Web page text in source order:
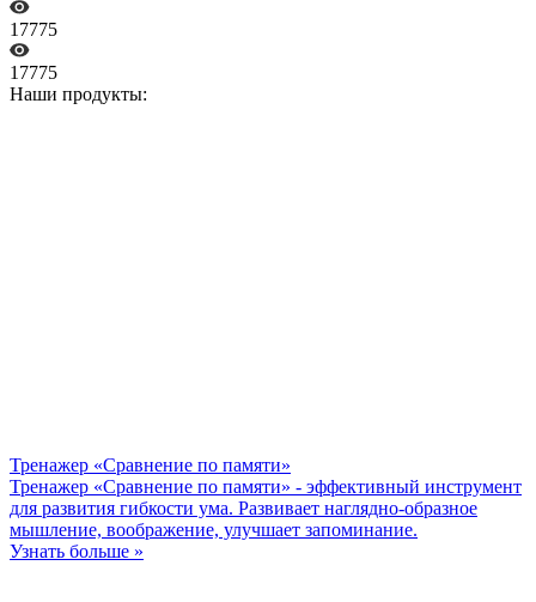
17775
17775
Наши продукты:
Тренажер «Сравнение по памяти»
Тренажер «Сравнение по памяти» - эффективный инструмент
для развития гибкости ума. Развивает наглядно-образное
мышление, воображение, улучшает запоминание.
Узнать больше »